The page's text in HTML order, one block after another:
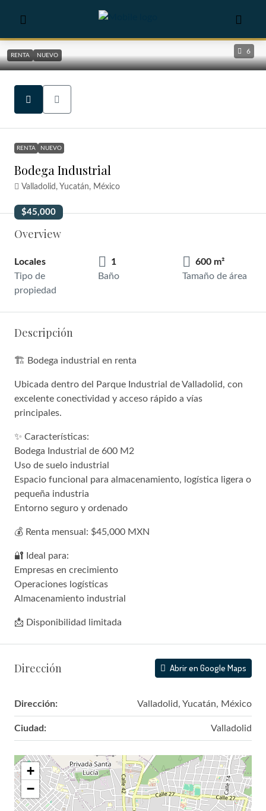
6
RENTA NUEVO
RENTA NUEVO
Bodega Industrial
Valladolid, Yucatán, México
$45,000
Overview
Locales
Tipo de
propiedad
1
Baño
600 m²
Tamaño de área
Descripción
🏗️ Bodega industrial en renta
Ubicada dentro del Parque Industrial de Valladolid, con
excelente conectividad y acceso rápido a vías
principales.
✨ Características:
Bodega Industrial de 600 M2
Uso de suelo industrial
Espacio funcional para almacenamiento, logística ligera o
pequeña industria
Entorno seguro y ordenado
💰 Renta mensual: $45,000 MXN
🔐 Ideal para:
Empresas en crecimiento
Operaciones logísticas
Almacenamiento industrial
📩 Disponibilidad limitada
Dirección Abrir en Google Maps
Dirección: Valladolid, Yucatán, México
Ciudad: Valladolid
+
−